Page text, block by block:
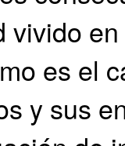
vivido
es el
y sus